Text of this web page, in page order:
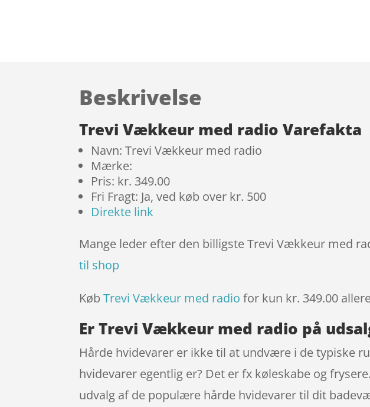
Beskrivelse
Trevi Vækkeur med radio Varefakta
Navn: Trevi Vækkeur med radio
Mærke:
Pris: kr. 349.00
Fri Fragt: Ja, ved køb over kr. 500
Direkte link
Mange leder efter den billigste Trevi Vækkeur med
til shop
KøbTrevi Vækkeur med radio for kun kr. 349.00
Er Trevi Vækkeur med radio på
Hårde hvidevarer er ikke til at undvære i de typiske
hvidevarer egentlig er? Det er fx køleskabe og
udvalg af de populære hårde hvidevarer til dit